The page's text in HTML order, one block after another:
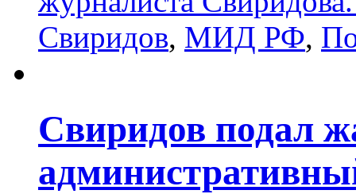
Свиридов, МИД РФ,
Свиридов подал